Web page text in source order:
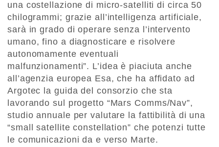
una costellazione di micro-satelliti di circa 50
chilogrammi; grazie all’intelligenza artificiale,
sarà in grado di operare senza l’intervento
umano, fino a diagnosticare e risolvere
autonomamente eventuali
malfunzionamenti”. L’idea è piaciuta anche
all’agenzia europea Esa, che ha affidato ad
Argotec la guida del consorzio che sta
lavorando sul progetto “Mars Comms/Nav”,
studio annuale per valutare la fattibilità di una
“small satellite constellation” che potenzi tutte
le comunicazioni da e verso Marte.